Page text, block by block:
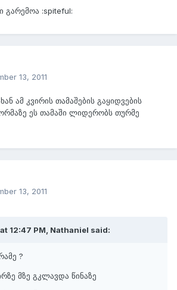
გარემოა :spiteful:
13, 2011
ამ კვირის თამაშების გაყიდვების
ეს თამაში ლიდერობს თურმე
13, 2011
at 12:47 PM, Nathaniel said:
?
მზე გკლავდა წინაზე